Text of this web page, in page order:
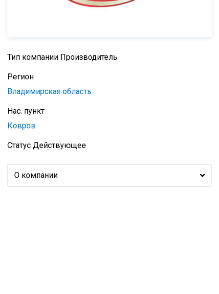
Тип компании Производитель
Регион
Владимирская область
Нас. пункт
Ковров
Статус Действующее
О компании